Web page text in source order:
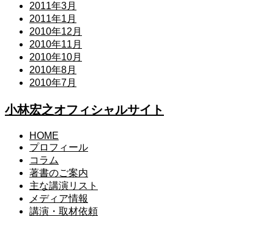
2011年3月
2011年1月
2010年12月
2010年11月
2010年10月
2010年8月
2010年7月
小林宏之オフィシャルサイト
HOME
プロフィール
コラム
著書のご案内
主な講演リスト
メディア情報
講演・取材依頼